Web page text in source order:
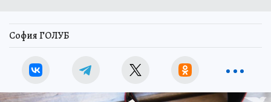
София ГОЛУБ